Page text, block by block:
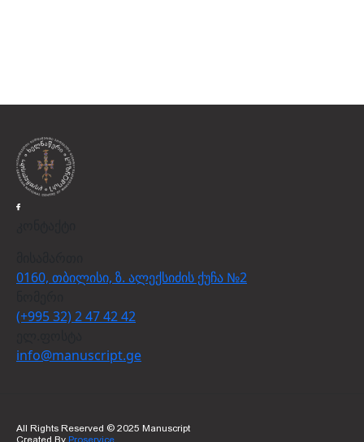
0160, თბილისი, ზ. ალექსიძის ქუჩა №2
(+995 32) 2 47 42 42
info@manuscript.ge
All Rights Reserved © 2025 Manuscript
Created By Proservice